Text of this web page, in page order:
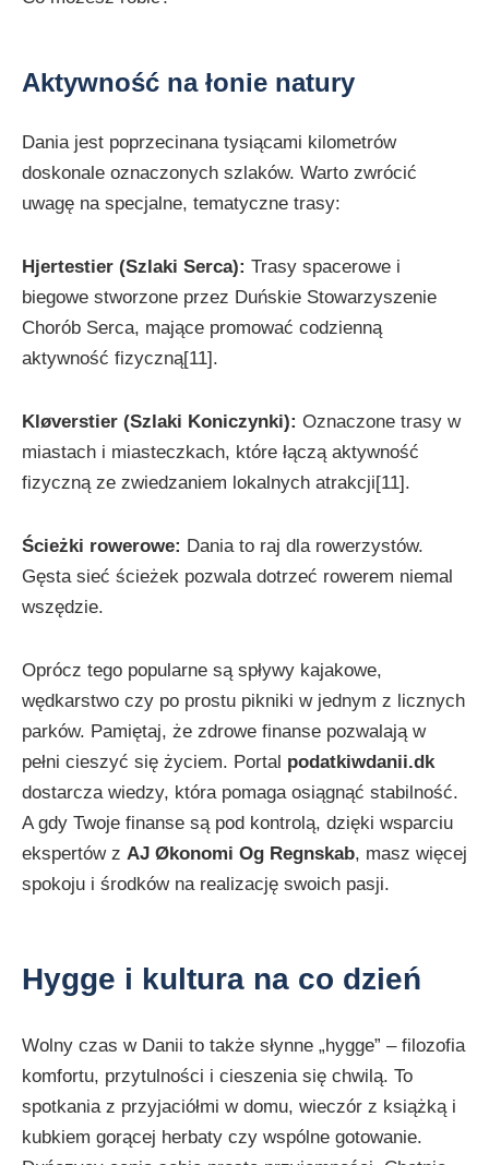
Aktywność na łonie natury
Dania jest poprzecinana tysiącami kilometrów
doskonale oznaczonych szlaków. Warto zwrócić
uwagę na specjalne, tematyczne trasy:
Hjertestier (Szlaki Serca): Trasy spacerowe i
biegowe stworzone przez Duńskie Stowarzyszenie
Chorób Serca, mające promować codzienną
aktywność fizyczną[11].
Kløverstier (Szlaki Koniczynki): Oznaczone trasy w
miastach i miasteczkach, które łączą aktywność
fizyczną ze zwiedzaniem lokalnych atrakcji[11].
Ścieżki rowerowe: Dania to raj dla rowerzystów.
Gęsta sieć ścieżek pozwala dotrzeć rowerem niemal
wszędzie.
Oprócz tego popularne są spływy kajakowe,
wędkarstwo czy po prostu pikniki w jednym z licznych
parków. Pamiętaj, że zdrowe finanse pozwalają w
pełni cieszyć się życiem. Portal podatkiwdanii.dk
dostarcza wiedzy, która pomaga osiągnąć stabilność.
A gdy Twoje finanse są pod kontrolą, dzięki wsparciu
ekspertów z AJ Økonomi Og Regnskab, masz więcej
spokoju i środków na realizację swoich pasji.
Hygge i kultura na co dzień
Wolny czas w Danii to także słynne „hygge” – filozofia
komfortu, przytulności i cieszenia się chwilą. To
spotkania z przyjaciółmi w domu, wieczór z książką i
kubkiem gorącej herbaty czy wspólne gotowanie.